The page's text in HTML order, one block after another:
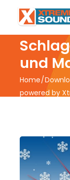
und
Home
powered by